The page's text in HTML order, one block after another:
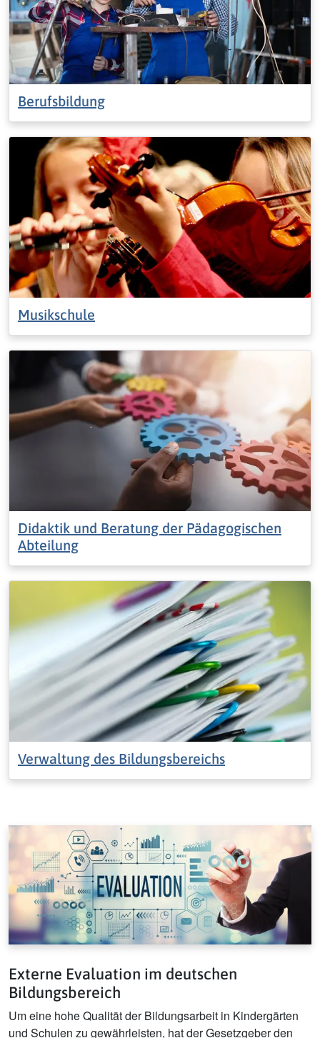
Berufsbildung
Musikschule
Didaktik und Beratung der Pädagogischen
Abteilung
Verwaltung des Bildungsbereichs
Externe Evaluation im deutschen
Bildungsbereich
Um eine hohe Qualität der Bildungsarbeit in Kindergärten
und Schulen zu gewährleisten, hat der Gesetzgeber den